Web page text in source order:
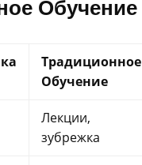
Обучение
Традиционное
Обучение
Лекции,
зубрежка